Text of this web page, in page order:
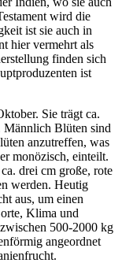
wird die
ist sie auch in
hier vermehrt als
finden sich
ist
Sie trägt ca.
Männlich Blüten sind
anzutreffen, was
monözisch, einteilt.
drei cm große, rote
werden. Heutig
aus, um einen
Klima und
500-2000 kg
angeordnet